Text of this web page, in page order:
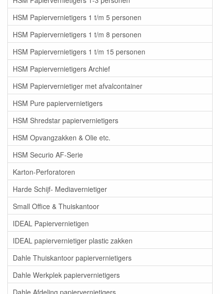
HSM Papiervernietigers 1 t/m 5 personen
HSM Papiervernietigers 1 t/m 8 personen
HSM Papiervernietigers 1 t/m 15 personen
HSM Papiervernietigers Archief
HSM Papiervernietiger met afvalcontainer
HSM Pure papiervernietigers
HSM Shredstar papiervernietigers
HSM Opvangzakken & Olie etc.
HSM Securio AF-Serie
Karton-Perforatoren
Harde Schijf- Mediavernietiger
Small Office & Thuiskantoor
IDEAL Papiervernietigen
IDEAL papiervernietiger plastic zakken
Dahle Thuiskantoor papiervernietigers
Dahle Werkplek papiervernietigers
Dahle Afdeling papiervernietigers